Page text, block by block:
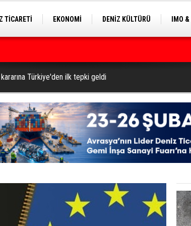
TİCARETİ EKONOMİ DENİZ KÜLTÜRÜ
IMO
kararına Türkiye'den ilk tepki geldi